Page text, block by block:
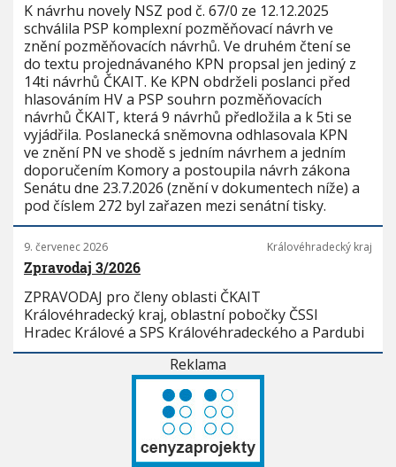
K návrhu novely NSZ pod č. 67/0 ze 12.12.2025
schválila PSP komplexní pozměňovací návrh ve
znění pozměňovacích návrhů. Ve druhém čtení se
do textu projednávaného KPN propsal jen jediný z
14ti návrhů ČKAIT. Ke KPN obdrželi poslanci před
hlasováním HV a PSP souhrn pozměňovacích
návrhů ČKAIT, která 9 návrhů předložila a k 5ti se
vyjádřila. Poslanecká sněmovna odhlasovala KPN
ve znění PN ve shodě s jedním návrhem a jedním
doporučením Komory a postoupila návrh zákona
Senátu dne 23.7.2026 (znění v dokumentech níže) a
pod číslem 272 byl zařazen mezi senátní tisky.
9. červenec 2026 Královéhradecký kraj
Zpravodaj 3/2026
ZPRAVODAJ pro členy oblasti ČKAIT
Královéhradecký kraj, oblastní pobočky ČSSI
Hradec Králové a SPS Královéhradeckého a Pardubi
Reklama